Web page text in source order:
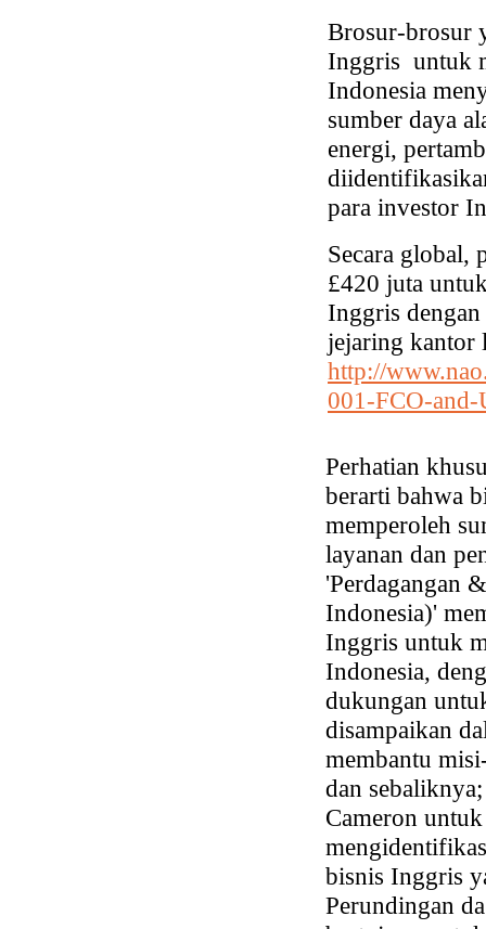
Brosur-brosur
Inggris untuk
Indonesia
sumber daya
energi,
para investor
Secara global,
£420 juta
Inggris
jejaring kantor
http://
001-FCO-
Perhatian
berarti bahwa
memperoleh
layanan dan
'Perdagangan
Indonesia)'
Inggris untuk
Indonesia,
dukungan
disampaikan
membantu
dan
Cameron
bisnis Inggris
Perundingan